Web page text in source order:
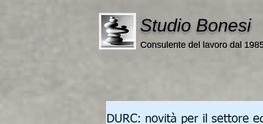
Studio Bonesi
Consulente del lavoro dal
DURC: novità per il settore